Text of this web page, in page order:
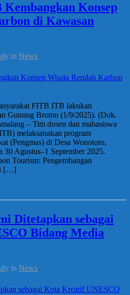
Konsep
di Kawasan
in News
FITB ITB lakukan
Gunung Bromo (1/9/2025). (Dok.
– Tim dosen dan mahasiswa
melaksanakan program
(Pengmas) di Desa Wonotoro,
Agustus–1 September 2025.
Tourism: Pengembangan
[…]
Ditetapkan sebagai
Bidang Media
in News